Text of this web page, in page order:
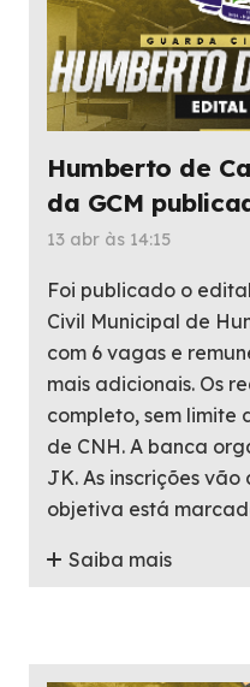
Humberto de
da GCM
13 abr às 14:15
Foi publicado o
Civil Municipal de
com 6 vagas e
mais adicionais. Os
completo, sem limite
de CNH. A banca
JK. As inscrições
objetiva está
Saiba mais